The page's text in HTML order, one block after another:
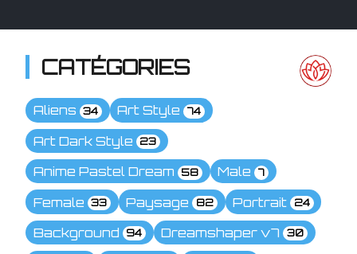
CATÉGORIES
Aliens 34 Art Style 74
Art Dark Style 23
Anime Pastel Dream 58 Male 7
Female 33 Paysage 82 Portrait 24
Background 94 Dreamshaper v7 30